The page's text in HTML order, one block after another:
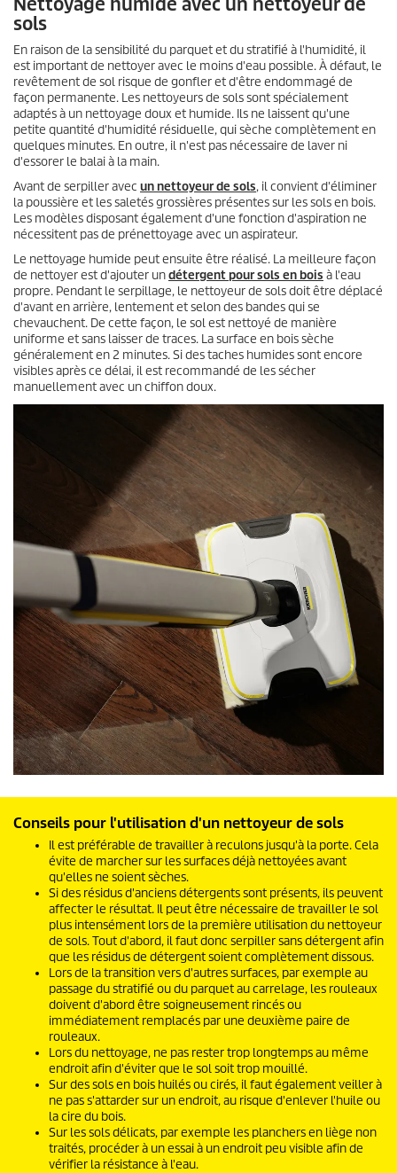
sols
En raison de la sensibilité du parquet et du stratifié à l'humidité, il
est important de nettoyer avec le moins d'eau possible. À défaut, le
revêtement de sol risque de gonfler et d'être endommagé de
façon permanente. Les nettoyeurs de sols sont spécialement
adaptés à un nettoyage doux et humide. Ils ne laissent qu'une
petite quantité d'humidité résiduelle, qui sèche complètement en
quelques minutes. En outre, il n'est pas nécessaire de laver ni
d'essorer le balai à la main.
Avant de serpiller avec un nettoyeur de sols, il convient d'éliminer
la poussière et les saletés grossières présentes sur les sols en bois.
Les modèles disposant également d'une fonction d'aspiration ne
nécessitent pas de prénettoyage avec un aspirateur.
Le nettoyage humide peut ensuite être réalisé. La meilleure façon
de nettoyer est d'ajouter undétergent pour sols en bois à l'eau
propre. Pendant le serpillage, le nettoyeur de sols doit être déplacé
d'avant en arrière, lentement et selon des bandes qui se
chevauchent. De cette façon, le sol est nettoyé de manière
uniforme et sans laisser de traces. La surface en bois sèche
généralement en 2 minutes. Si des taches humides sont encore
visibles après ce délai, il est recommandé de les sécher
manuellement avec un chiffon doux.
Conseils pour l'utilisation d'un nettoyeur de sols
Il est préférable de travailler à reculons jusqu'à la porte. Cela
évite de marcher sur les surfaces déjà nettoyées avant
qu'elles ne soient sèches.
Si des résidus d'anciens détergents sont présents, ils peuvent
affecter le résultat. Il peut être nécessaire de travailler le sol
plus intensément lors de la première utilisation du nettoyeur
de sols. Tout d'abord, il faut donc serpiller sans détergent afin
que les résidus de détergent soient complètement dissous.
Lors de la transition vers d'autres surfaces, par exemple au
passage du stratifié ou du parquet au carrelage, les rouleaux
doivent d'abord être soigneusement rincés ou
immédiatement remplacés par une deuxième paire de
rouleaux.
Lors du nettoyage, ne pas rester trop longtemps au même
endroit afin d'éviter que le sol soit trop mouillé.
Sur des sols en bois huilés ou cirés, il faut également veiller à
ne pas s'attarder sur un endroit, au risque d'enlever l'huile ou
la cire du bois.
Sur les sols délicats, par exemple les planchers en liège non
traités, procéder à un essai à un endroit peu visible afin de
vérifier la résistance à l'eau.